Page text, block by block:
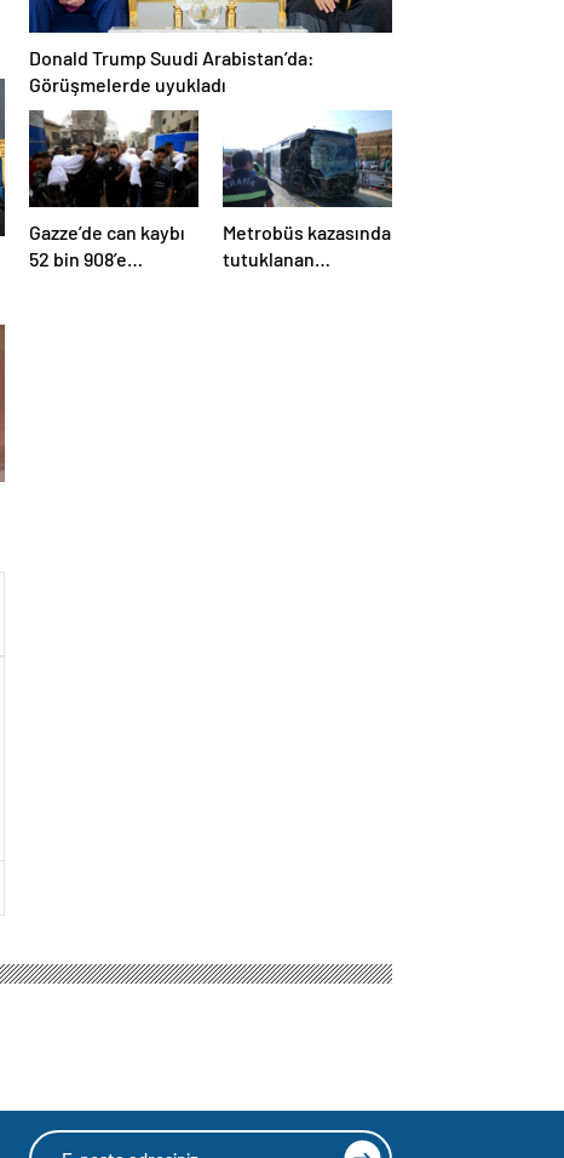
Donald Trump Suudi Arabistan’da:
Görüşmelerde uyukladı
Gazze’de can kaybı
52 bin 908’e
Metrobüs kazasında
tutuklanan